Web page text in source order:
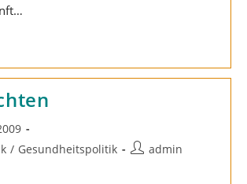
/ Gesundheitspolitik
Beitrags-
admin